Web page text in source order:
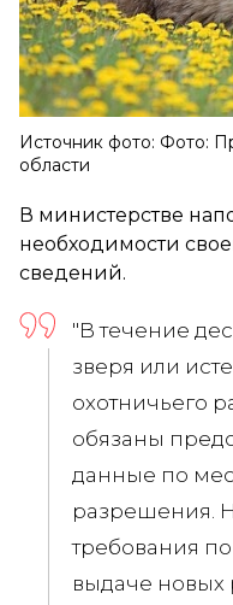
Источник фото: Фото:
области
В министерстве
необходимости
сведений.
"В течение
зверя или
охотничьего
обязаны
данные по
разрешения.
требования
выдаче новых